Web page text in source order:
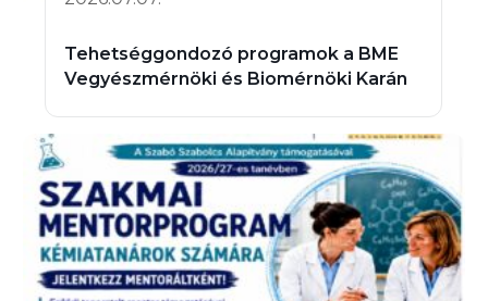
Tehetséggondozó programok a BME
Vegyészmérnöki és Biomérnöki Karán